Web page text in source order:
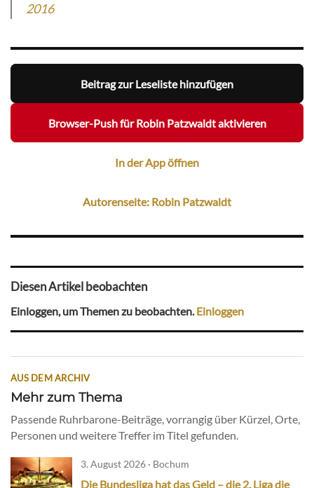
2016
Beitrag zur Leseliste hinzufügen
Browser-Push für Robin Patzwaldt aktivieren
In der App öffnen
Autorenseite: Robin Patzwaldt
Diesen Artikel beobachten
Einloggen, um Themen zu beobachten.Einloggen
AUS DEM ARCHIV
Mehr zum Thema
Passende Ruhrbarone-Beiträge, vorrangig über Kürzel, Orte,
Personen und weitere Treffer im Titel gefunden.
3. August 2026 · Bochum
Die Bundesliga hat das Geld – die 2. Liga die